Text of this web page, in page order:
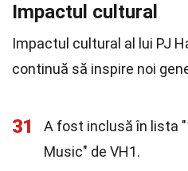
Impactul cultural
Impactul cultural al lui PJ
continuă să inspire noi
31
A fost inclusă în lista
Music" de VH1.